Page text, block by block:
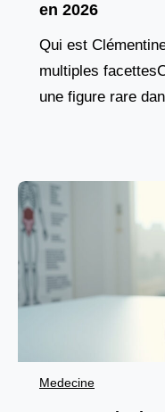
en 2026
Qui est
multiples
une figure rare
Medecine